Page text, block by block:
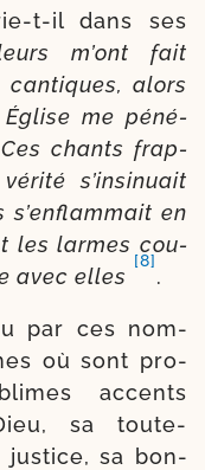
t-il dans ses
m’ont fait
alors
me péné­
Ces chants frap­
s’insinuait
en
les larmes cou­
avec elles
[8]
.
par ces nom­
où sont pro­
accents
sa toute-​
jus­tice, sa bon­